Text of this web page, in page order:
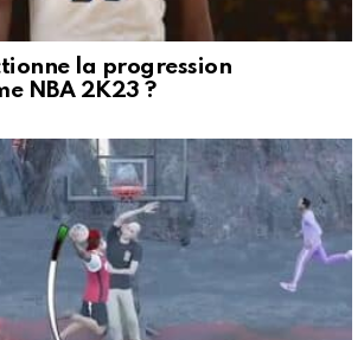
la progression
NBA 2K23 ?